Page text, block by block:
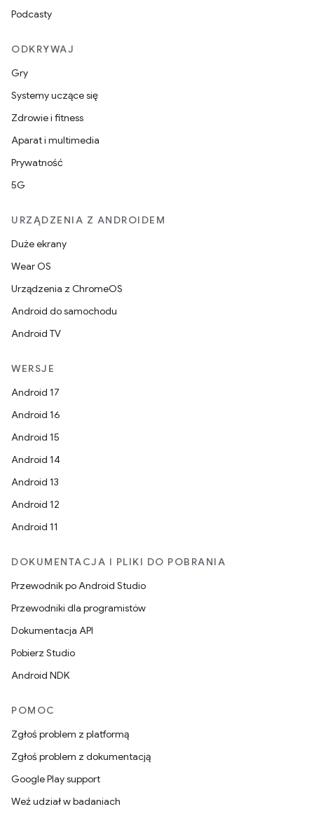
Podcasty
ODKRYWAJ
Gry
Systemy uczące się
Zdrowie i fitness
Aparat i multimedia
Prywatność
5G
URZĄDZENIA Z ANDROIDEM
Duże ekrany
Wear OS
Urządzenia z ChromeOS
Android do samochodu
Android TV
WERSJE
Android 17
Android 16
Android 15
Android 14
Android 13
Android 12
Android 11
DOKUMENTACJA I PLIKI DO POBRANIA
Przewodnik po Android Studio
Przewodniki dla programistów
Dokumentacja API
Pobierz Studio
Android NDK
POMOC
Zgłoś problem z platformą
Zgłoś problem z dokumentacją
Google Play support
Weź udział w badaniach